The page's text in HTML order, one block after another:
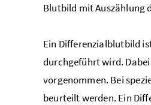
Blutbild mit Auszählung
Ein Differenzialblutbild
durchgeführt wird.
vorgenommen. Bei
beurteilt werden. Ein